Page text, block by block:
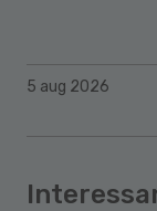
5 aug 2026